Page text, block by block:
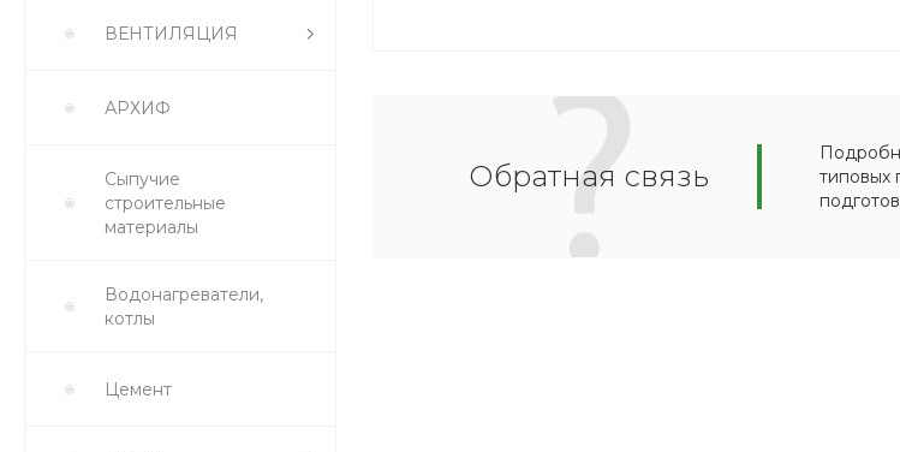
ВЕНТИЛЯЦИЯ
АРХИФ
Сыпучие
строительные
материалы
Водонагреватели,
котлы
Цемент
Обратная связь
типовых